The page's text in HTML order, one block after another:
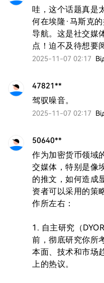
哇，这个话题真是
何在埃隆·马斯克
导航。这是社交媒
点！迫不及待想要
2025-11-07 02:17
47821**
驾驭噪音。
2025-11-07 02:17
50640**
作为加密货币领域
交媒体，特别是像
的推文，如何造成
资者可以采用的策
作所左右：
1. 自主研究（
前，彻底研究你所
本面、技术和市场
上的热议。